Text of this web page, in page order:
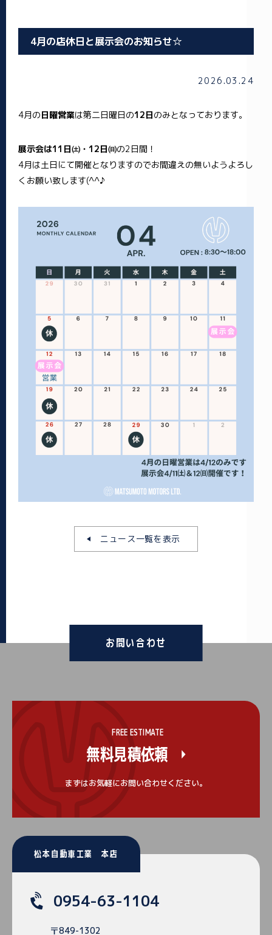
4月の店休日と展示会のお知らせ☆
2026.03.24
4月の日曜営業は第二日曜日の12日のみとなっております。
展示会は11日㈯・12日㈰の2日間！
4月は土日にて開催となりますのでお間違えの無いようよろし
くお願い致します(^^♪
ニュース一覧を表示
お問い合わせ
FREE ESTIMATE
無料見積依頼
まずはお気軽にお問い合わせください。
松本自動車工業 本店
0954-63-1104
〒849-1302